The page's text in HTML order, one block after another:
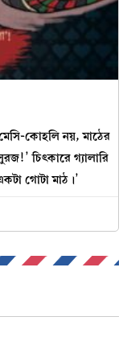
কোহলি নয়, মাঠের
চিৎকারে গ্যালারি
গোটা মাঠ।’